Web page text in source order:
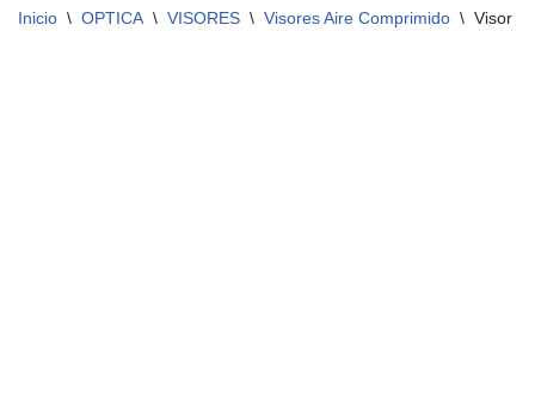
Inicio \ OPTICA \ VISORES \ Visores Aire Comprimido \ Visor